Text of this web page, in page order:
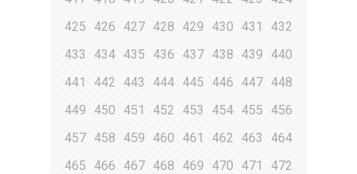
425
426 427 428 429 430 431
432
433
434 435 436 437 438 439
440
441
442 443 444 445 446 447 448
449
450 451 452 453 454 455
456
457 458 459 460 461 462 463
464
465
466 467 468 469 470 471 472